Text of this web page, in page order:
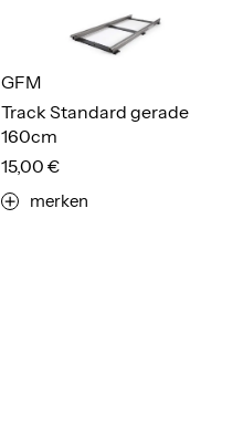
Track Standard gerade
160cm
GFM
15,00 €
merken